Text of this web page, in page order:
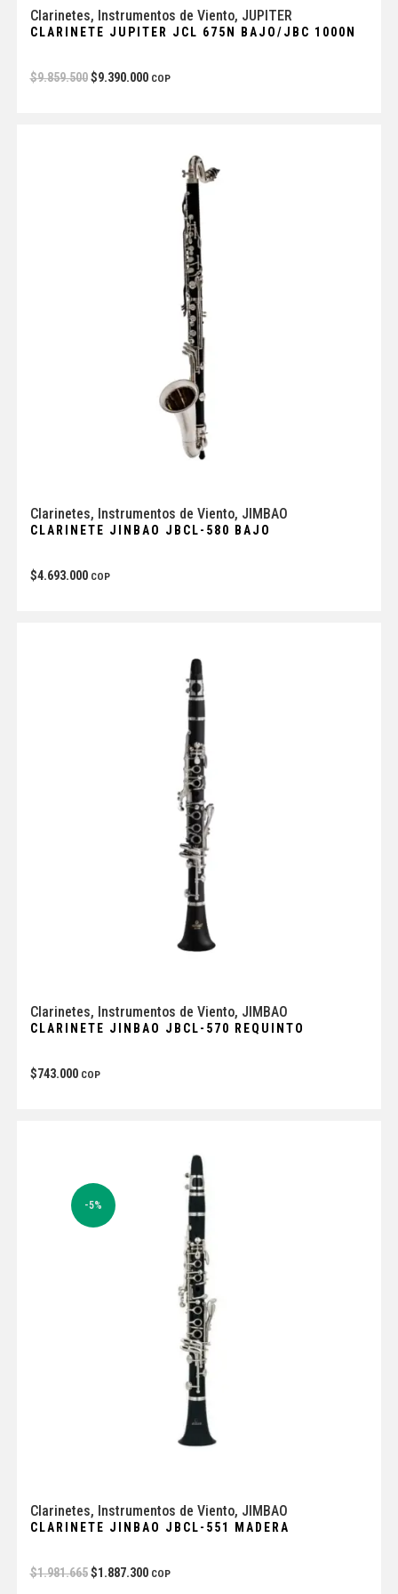
Clarinetes, Instrumentos de Viento, JUPITER
CLARINETE JUPITER JCL 675N BAJO/JBC 1000N
$9.859.500 $9.390.000 COP
Clarinetes, Instrumentos de Viento, JIMBAO
CLARINETE JINBAO JBCL-580 BAJO
$4.693.000 COP
Clarinetes, Instrumentos de Viento, JIMBAO
CLARINETE JINBAO JBCL-570 REQUINTO
$743.000 COP
-5%
Clarinetes, Instrumentos de Viento, JIMBAO
CLARINETE JINBAO JBCL-551 MADERA
$1.981.665 $1.887.300 COP